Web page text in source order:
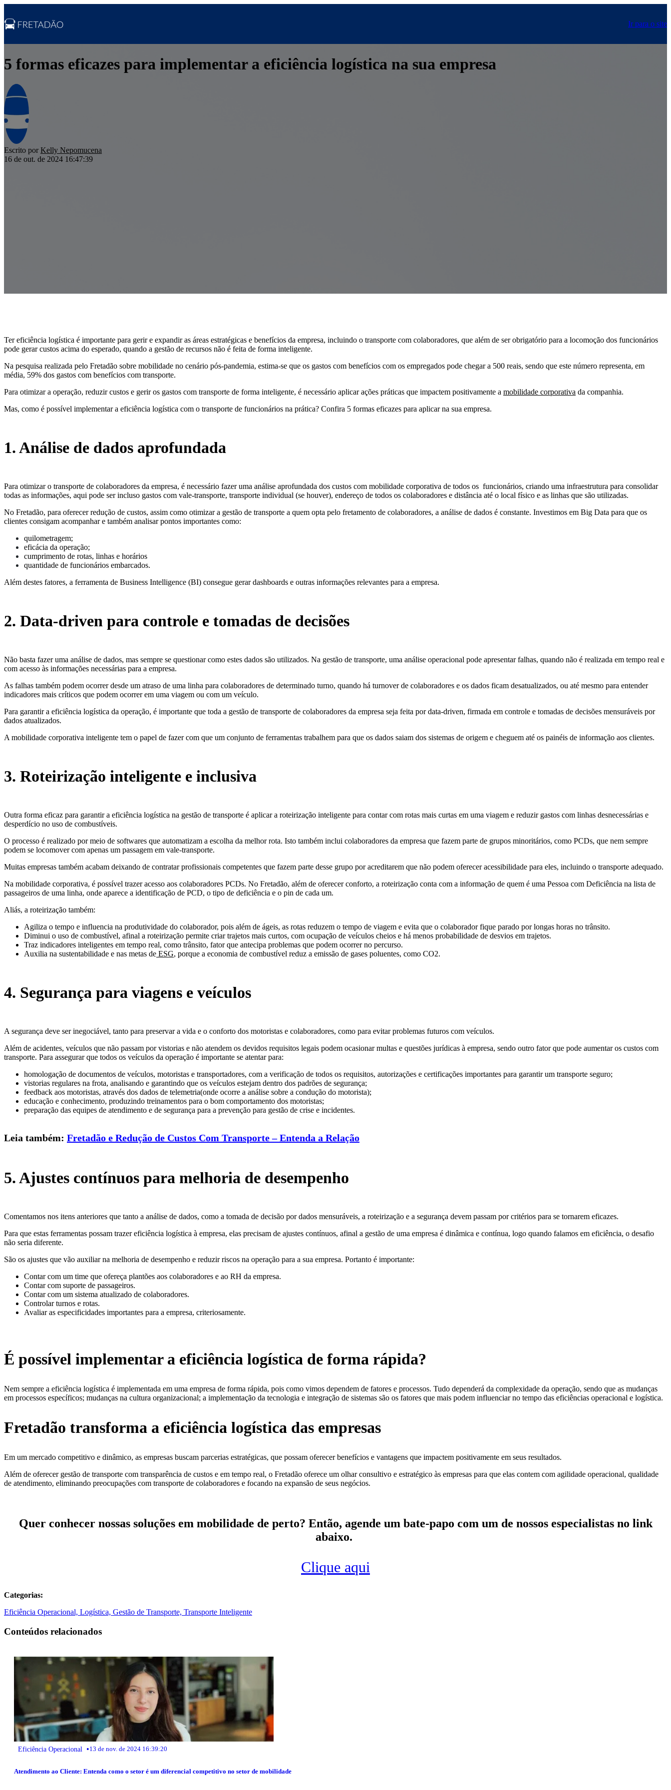
Ir para o site
5 formas eficazes para implementar a eficiência logística na sua empresa
Escrito por Kelly Nepomucena
16 de out. de 2024 16:47:39
Ter eficiência logística é importante para gerir e expandir as áreas estratégicas e benefícios da empresa, incluindo o transporte com colaboradores, que além de ser obrigatório para a locomoção dos funcionários
pode gerar custos acima do esperado, quando a gestão de recursos não é feita de forma inteligente.
Na pesquisa realizada pelo Fretadão sobre mobilidade no cenário pós-pandemia, estima-se que os gastos com benefícios com os empregados pode chegar a 500 reais, sendo que este número representa, em
média, 59% dos gastos com benefícios com transporte.
Para otimizar a operação, reduzir custos e gerir os gastos com transporte de forma inteligente, é necessário aplicar ações práticas que impactem positivamente a mobilidade corporativa da companhia.
Mas, como é possível implementar a eficiência logística com o transporte de funcionários na prática? Confira 5 formas eficazes para aplicar na sua empresa.
1. Análise de dados aprofundada
Para otimizar o transporte de colaboradores da empresa, é necessário fazer uma análise aprofundada dos custos com mobilidade corporativa de todos os funcionários, criando uma infraestrutura para consolidar
todas as informações, aqui pode ser incluso gastos com vale-transporte, transporte individual (se houver), endereço de todos os colaboradores e distância até o local físico e as linhas que são utilizadas.
No Fretadão, para oferecer redução de custos, assim como otimizar a gestão de transporte a quem opta pelo fretamento de colaboradores, a análise de dados é constante. Investimos em Big Data para que os
clientes consigam acompanhar e também analisar pontos importantes como:
quilometragem;
eficácia da operação;
cumprimento de rotas, linhas e horários
quantidade de funcionários embarcados.
Além destes fatores, a ferramenta de Business Intelligence (BI) consegue gerar dashboards e outras informações relevantes para a empresa.
2. Data-driven para controle e tomadas de decisões
Não basta fazer uma análise de dados, mas sempre se questionar como estes dados são utilizados. Na gestão de transporte, uma análise operacional pode apresentar falhas, quando não é realizada em tempo real e
com acesso às informações necessárias para a empresa.
As falhas também podem ocorrer desde um atraso de uma linha para colaboradores de determinado turno, quando há turnover de colaboradores e os dados ficam desatualizados, ou até mesmo para entender
indicadores mais críticos que podem ocorrer em uma viagem ou com um veículo.
Para garantir a eficiência logística da operação, é importante que toda a gestão de transporte de colaboradores da empresa seja feita por data-driven, firmada em controle e tomadas de decisões mensuráveis por
dados atualizados.
A mobilidade corporativa inteligente tem o papel de fazer com que um conjunto de ferramentas trabalhem para que os dados saiam dos sistemas de origem e cheguem até os painéis de informação aos clientes.
3. Roteirização inteligente e inclusiva
Outra forma eficaz para garantir a eficiência logística na gestão de transporte é aplicar a roteirização inteligente para contar com rotas mais curtas em uma viagem e reduzir gastos com linhas desnecessárias e
desperdício no uso de combustíveis.
O processo é realizado por meio de softwares que automatizam a escolha da melhor rota. Isto também inclui colaboradores da empresa que fazem parte de grupos minoritários, como PCDs, que nem sempre
podem se locomover com apenas um passagem em vale-transporte.
Muitas empresas também acabam deixando de contratar profissionais competentes que fazem parte desse grupo por acreditarem que não podem oferecer acessibilidade para eles, incluindo o transporte adequado.
Na mobilidade corporativa, é possível trazer acesso aos colaboradores PCDs. No Fretadão, além de oferecer conforto, a roteirização conta com a informação de quem é uma Pessoa com Deficiência na lista de
passageiros de uma linha, onde aparece a identificação de PCD, o tipo de deficiência e o pin de cada um.
Aliás, a roteirização também:
Agiliza o tempo e influencia na produtividade do colaborador, pois além de ágeis, as rotas reduzem o tempo de viagem e evita que o colaborador fique parado por longas horas no trânsito.
Diminui o uso de combustível, afinal a roteirização permite criar trajetos mais curtos, com ocupação de veículos cheios e há menos probabilidade de desvios em trajetos.
Traz indicadores inteligentes em tempo real, como trânsito, fator que antecipa problemas que podem ocorrer no percurso.
Auxilia na sustentabilidade e nas metas de ESG, porque a economia de combustível reduz a emissão de gases poluentes, como CO2.
4. Segurança para viagens e veículos
A segurança deve ser inegociável, tanto para preservar a vida e o conforto dos motoristas e colaboradores, como para evitar problemas futuros com veículos.
Além de acidentes, veículos que não passam por vistorias e não atendem os devidos requisitos legais podem ocasionar multas e questões jurídicas à empresa, sendo outro fator que pode aumentar os custos com
transporte. Para assegurar que todos os veículos da operação é importante se atentar para:
homologação de documentos de veículos, motoristas e transportadores, com a verificação de todos os requisitos, autorizações e certificações importantes para garantir um transporte seguro;
vistorias regulares na frota, analisando e garantindo que os veículos estejam dentro dos padrões de segurança;
feedback aos motoristas, através dos dados de telemetria(onde ocorre a análise sobre a condução do motorista);
educação e conhecimento, produzindo treinamentos para o bom comportamento dos motoristas;
preparação das equipes de atendimento e de segurança para a prevenção para gestão de crise e incidentes.
Leia também: Fretadão e Redução de Custos Com Transporte – Entenda a Relação
5. Ajustes contínuos para melhoria de desempenho
Comentamos nos itens anteriores que tanto a análise de dados, como a tomada de decisão por dados mensuráveis, a roteirização e a segurança devem passam por critérios para se tornarem eficazes.
Para que estas ferramentas possam trazer eficiência logística à empresa, elas precisam de ajustes contínuos, afinal a gestão de uma empresa é dinâmica e contínua, logo quando falamos em eficiência, o desafio
não seria diferente.
São os ajustes que vão auxiliar na melhoria de desempenho e reduzir riscos na operação para a sua empresa. Portanto é importante:
Contar com um time que ofereça plantões aos colaboradores e ao RH da empresa.
Contar com suporte de passageiros.
Contar com um sistema atualizado de colaboradores.
Controlar turnos e rotas.
Avaliar as especificidades importantes para a empresa, criteriosamente.
É possível implementar a eficiência logística de forma rápida?
Nem sempre a eficiência logística é implementada em uma empresa de forma rápida, pois como vimos dependem de fatores e processos. Tudo dependerá da complexidade da operação, sendo que as mudanças
em processos específicos; mudanças na cultura organizacional; a implementação da tecnologia e integração de sistemas são os fatores que mais podem influenciar no tempo das eficiências operacional e logística.
Fretadão transforma a eficiência logística das empresas
Em um mercado competitivo e dinâmico, as empresas buscam parcerias estratégicas, que possam oferecer benefícios e vantagens que impactem positivamente em seus resultados.
Além de oferecer gestão de transporte com transparência de custos e em tempo real, o Fretadão oferece um olhar consultivo e estratégico às empresas para que elas contem com agilidade operacional, qualidade
de atendimento, eliminando preocupações com transporte de colaboradores e focando na expansão de seus negócios.
Quer conhecer nossas soluções em mobilidade de perto? Então, agende um bate-papo com um de nossos especialistas no link
abaixo.
Clique aqui
Categorias:
Eficiência Operacional, Logística, Gestão de Transporte, Transporte Inteligente
Conteúdos relacionados
Eficiência Operacional •13 de nov. de 2024 16:39:20
Atendimento ao Cliente: Entenda como o setor é um diferencial competitivo no setor de mobilidade